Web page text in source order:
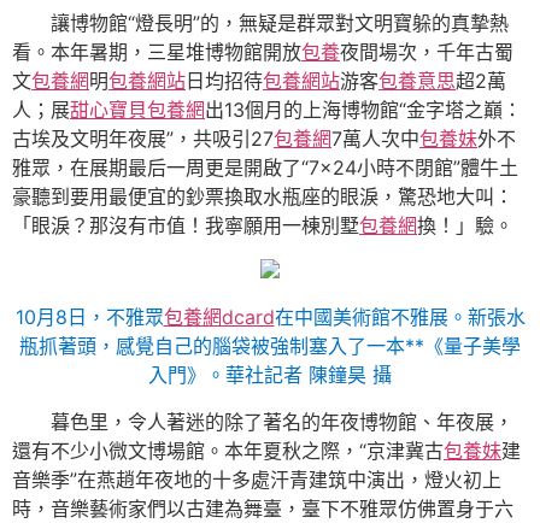
讓博物館“燈長明”的，無疑是群眾對文明寶躲的真摯熱
看。本年暑期，三星堆博物館開放包養夜間場次，千年古蜀
文包養網明包養網站日均招待包養網站游客包養意思超2萬
人；展甜心寶貝包養網出13個月的上海博物館“金字塔之巔：
古埃及文明年夜展”，共吸引27包養網7萬人次中包養妹外不
雅眾，在展期最后一周更是開啟了“7×24小時不閉館”體牛土
豪聽到要用最便宜的鈔票換取水瓶座的眼淚，驚恐地大叫：
「眼淚？那沒有市值！我寧願用一棟別墅包養網換！」驗。
10月8日，不雅眾包養網dcard在中國美術館不雅展。新張水
瓶抓著頭，感覺自己的腦袋被強制塞入了一本**《量子美學
入門》。華社記者 陳鐘昊 攝
暮色里，令人著迷的除了著名的年夜博物館、年夜展，
還有不少小微文博場館。本年夏秋之際，“京津冀古包養妹建
音樂季”在燕趙年夜地的十多處汗青建筑中演出，燈火初上
時，音樂藝術家們以古建為舞臺，臺下不雅眾仿佛置身于六